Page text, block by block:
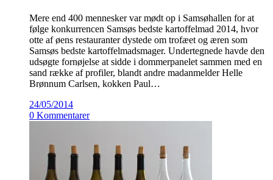
Mere end 400 mennesker var mødt op i Samsøhallen for at
følge konkurrencen Samsøs bedste kartoffelmad 2014, hvor
otte af øens restauranter dystede om trofæet og æren som
Samsøs bedste kartoffelmadsmager. Undertegnede havde den
udsøgte fornøjelse at sidde i dommerpanelet sammen med en
sand række af profiler, blandt andre madanmelder Helle
Brønnum Carlsen, kokken Paul…
24/05/2014
0 Kommentarer